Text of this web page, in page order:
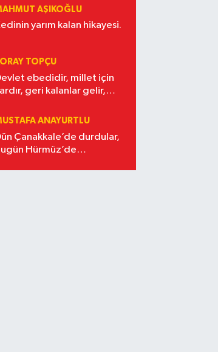
AŞIKOĞLU
yarım kalan hikayesi.
TOPÇU
ebedidir, millet için
geri kalanlar gelir,
ANAYURTLU
Çanakkale’de durdular,
Hürmüz’de